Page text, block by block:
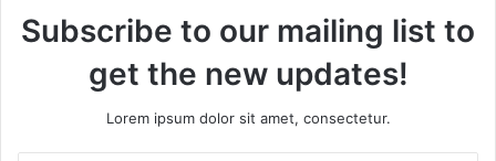
Subscribe to our mailing list to
get the new updates!
Lorem ipsum dolor sit amet, consectetur.